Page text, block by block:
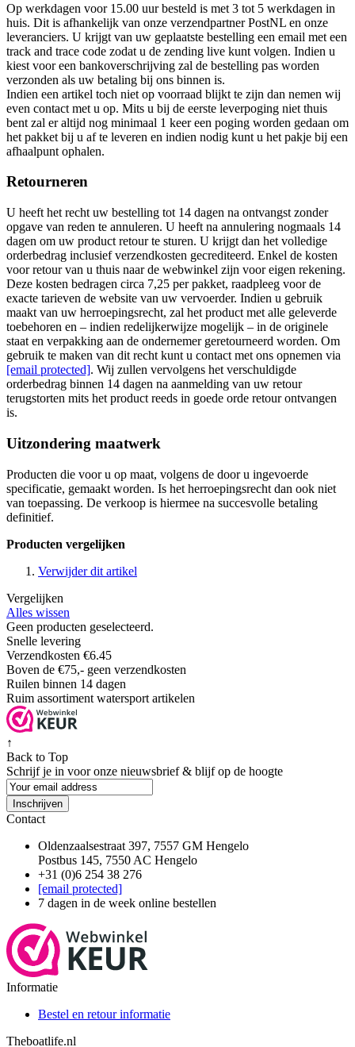
Op werkdagen voor 15.00 uur besteld is met 3 tot 5 werkdagen in
huis. Dit is afhankelijk van onze verzendpartner PostNL en onze
leveranciers. U krijgt van uw geplaatste bestelling een email met een
track and trace code zodat u de zending live kunt volgen. Indien u
kiest voor een bankoverschrijving zal de bestelling pas worden
verzonden als uw betaling bij ons binnen is.
Indien een artikel toch niet op voorraad blijkt te zijn dan nemen wij
even contact met u op. Mits u bij de eerste leverpoging niet thuis
bent zal er altijd nog minimaal 1 keer een poging worden gedaan om
het pakket bij u af te leveren en indien nodig kunt u het pakje bij een
afhaalpunt ophalen.
Retourneren
U heeft het recht uw bestelling tot 14 dagen na ontvangst zonder
opgave van reden te annuleren. U heeft na annulering nogmaals 14
dagen om uw product retour te sturen. U krijgt dan het volledige
orderbedrag inclusief verzendkosten gecrediteerd. Enkel de kosten
voor retour van u thuis naar de webwinkel zijn voor eigen rekening.
Deze kosten bedragen circa 7,25 per pakket, raadpleeg voor de
exacte tarieven de website van uw vervoerder. Indien u gebruik
maakt van uw herroepingsrecht, zal het product met alle geleverde
toebehoren en – indien redelijkerwijze mogelijk – in de originele
staat en verpakking aan de ondernemer geretourneerd worden. Om
gebruik te maken van dit recht kunt u contact met ons opnemen via
[email protected]. Wij zullen vervolgens het verschuldigde
orderbedrag binnen 14 dagen na aanmelding van uw retour
terugstorten mits het product reeds in goede orde retour ontvangen
is.
Uitzondering maatwerk
Producten die voor u op maat, volgens de door u ingevoerde
specificatie, gemaakt worden. Is het herroepingsrecht dan ook niet
van toepassing. De verkoop is hiermee na succesvolle betaling
definitief.
Producten vergelijken
Verwijder dit artikel
Vergelijken
Alles wissen
Geen producten geselecteerd.
Snelle levering
Verzendkosten €6.45
Boven de €75,- geen verzendkosten
Ruilen binnen 14 dagen
Ruim assortiment watersport artikelen
↑
Back to Top
Schrijf je in voor onze nieuwsbrief & blijf op de hoogte
Inschrijven
Contact
Oldenzaalsestraat 397, 7557 GM Hengelo
Postbus 145, 7550 AC Hengelo
+31 (0)6 254 38 276
[email protected]
7 dagen in de week online bestellen
Informatie
Bestel en retour informatie
Theboatlife.nl